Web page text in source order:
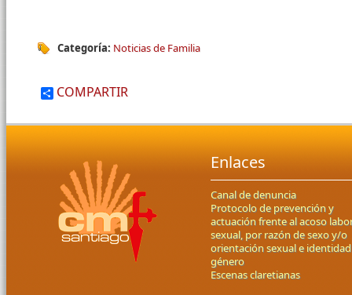
Categoría: Noticias de Familia
COMPARTIR
Enlaces
Canal de denuncia
Protocolo de prevención y
actuación frente al acoso
sexual, por razón de sexo y/o
orientación sexual e
género
Escenas claretianas